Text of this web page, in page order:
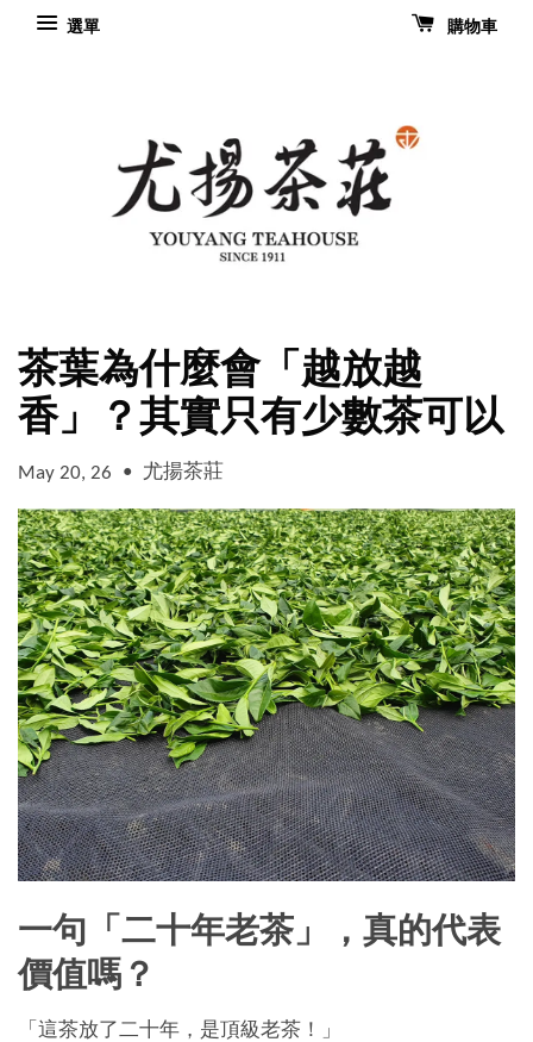
選單 購物車
茶葉為什麼會「越放越
香」？其實只有少數茶可以
May 20, 26 • 尤揚茶莊
一句「二十年老茶」，真的代表
價值嗎？
「這茶放了二十年，是頂級老茶！」